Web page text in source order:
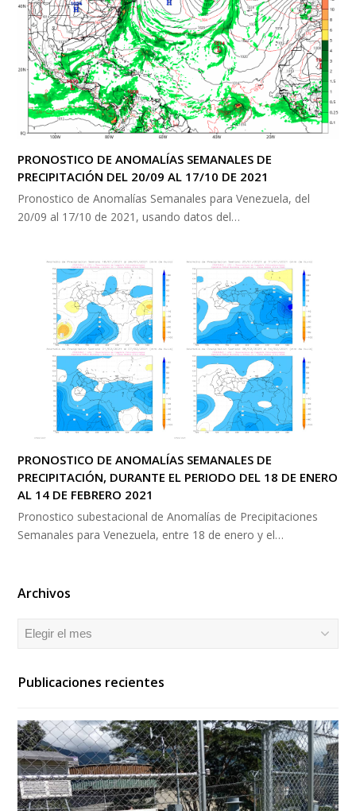
PRONOSTICO DE ANOMALÍAS SEMANALES DE
PRECIPITACIÓN DEL 20/09 AL 17/10 DE 2021
Pronostico de Anomalías Semanales para Venezuela, del
20/09 al 17/10 de 2021, usando datos del…
PRONOSTICO DE ANOMALÍAS SEMANALES DE
PRECIPITACIÓN, DURANTE EL PERIODO DEL 18 DE ENERO
AL 14 DE FEBRERO 2021
Pronostico subestacional de Anomalías de Precipitaciones
Semanales para Venezuela, entre 18 de enero y el…
Archivos
Archivos
Publicaciones recientes